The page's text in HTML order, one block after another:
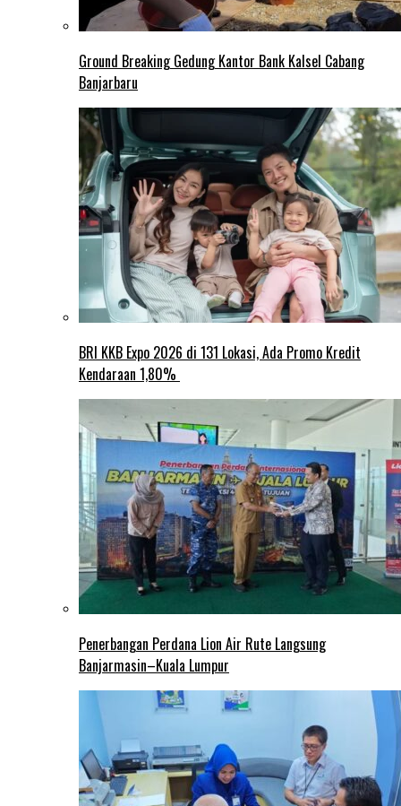
Ground Breaking Gedung Kantor Bank Kalsel Cabang
Banjarbaru
BRI KKB Expo 2026 di 131 Lokasi, Ada Promo Kredit
Kendaraan 1,80%
Penerbangan Perdana Lion Air Rute Langsung
Banjarmasin–Kuala Lumpur